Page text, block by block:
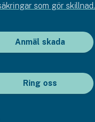
som gör skillnad.
Anmäl skada
Ring oss